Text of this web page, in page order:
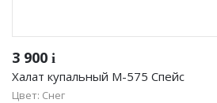
3 900 i
Халат купальный М-575 Спейс
Цвет: Снег